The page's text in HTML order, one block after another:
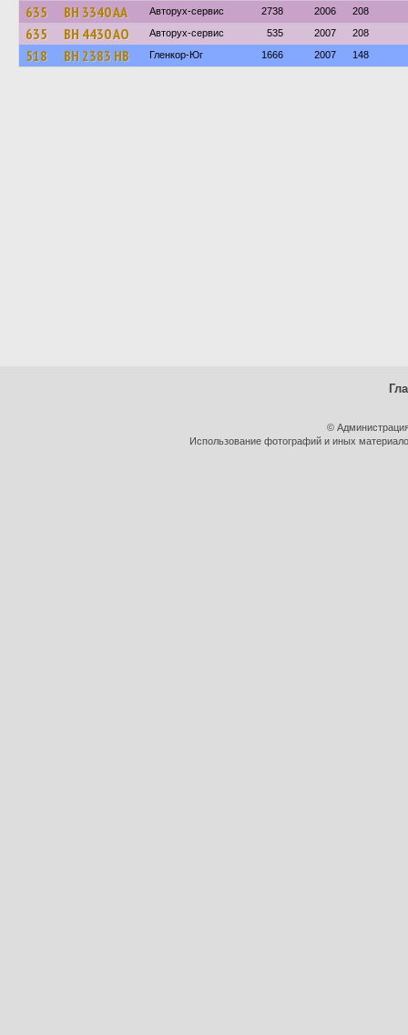
635 BH 3340 AA Авторух-сервис 2738 2006 208
635 BH 4430 AO Авторух-сервис 535 2007 208
518 BH 2383 HB Гленкор-Юг 1666 2007 148
©
Использование фотографий и иных